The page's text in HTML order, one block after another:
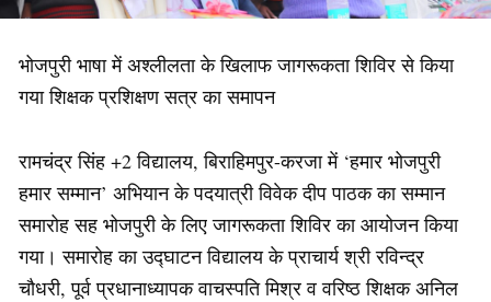
भोजपुरी भाषा में अश्लीलता के खिलाफ जागरूकता शिविर से किया
गया शिक्षक प्रशिक्षण सत्र का समापन
रामचंद्र सिंह +2 विद्यालय, बिराहिमपुर-करजा में ‘हमार भोजपुरी
हमार सम्मान’ अभियान के पदयात्री विवेक दीप पाठक का सम्मान
समारोह सह भोजपुरी के लिए जागरूकता शिविर का आयोजन किया
गया। समारोह का उद्घाटन विद्यालय के प्राचार्य श्री रविन्द्र
चौधरी, पूर्व प्रधानाध्यापक वाचस्पति मिश्र व वरिष्ठ शिक्षक अनिल